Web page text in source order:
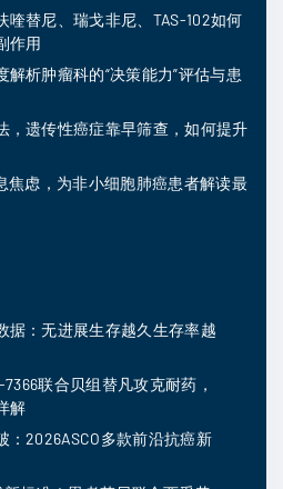
喹替尼、瑞戈非尼、TAS-102如何
作用
析肿瘤科的“决策能力”评估与患
，遗传性癌症靠早筛查，如何提升
焦虑，为非小细胞肺癌患者解读最
据：无进展生存越久生存率越
联合贝组替凡攻克耐药，
解
：2026ASCO多款前沿抗癌新